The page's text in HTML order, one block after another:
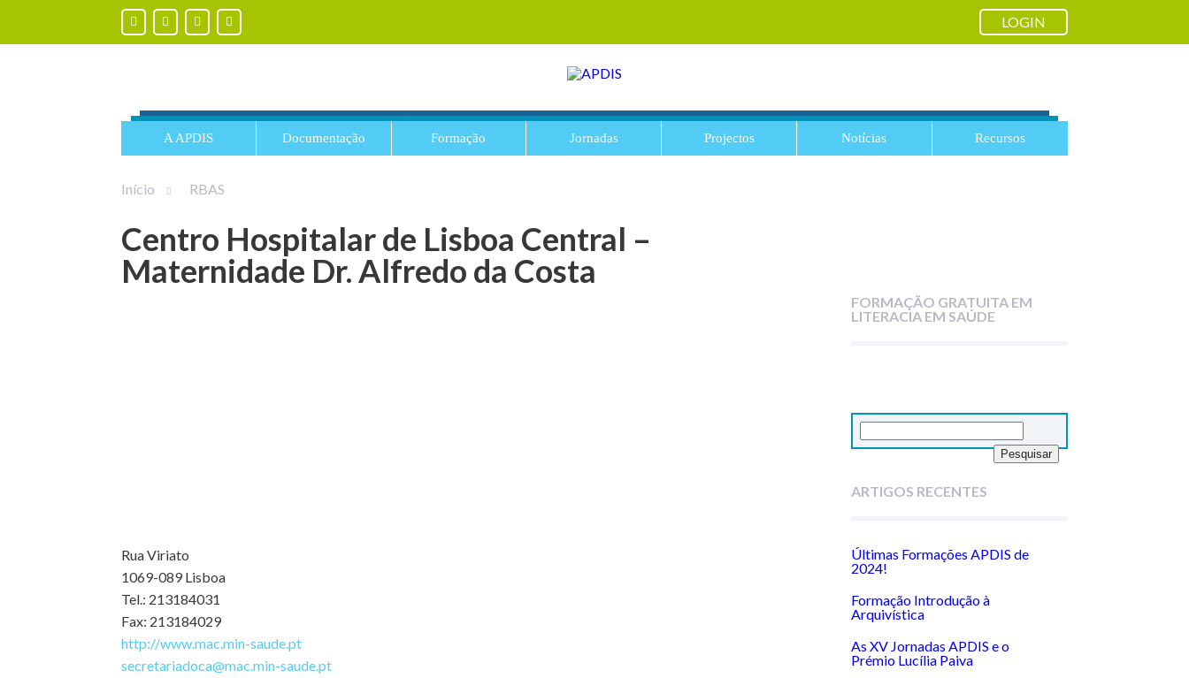
LOGIN
A APDIS Documentação Formação Jornadas Projectos Notícias Recursos
Início RBAS
Centro Hospitalar de Lisboa Central –
Maternidade Dr. Alfredo da Costa
Rua Viriato
1069-089 Lisboa
Tel.: 213184031
Fax: 213184029
http://www.mac.min-saude.pt
secretariadoca@mac.min-saude.pt
FORMAÇÃO GRATUITA EM
LITERACIA EM SAÚDE
Pesquisar
por:
ARTIGOS RECENTES
Últimas Formações APDIS de
2024!
Formação Introdução à
Arquivística
As XV Jornadas APDIS e o
Prémio Lucília Paiva